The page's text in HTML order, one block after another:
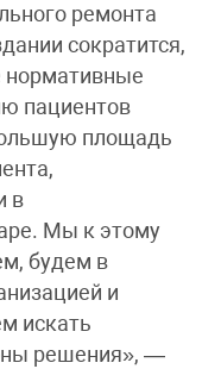
ремонта
сократится,
нормативные
пациентов
площадь
в
Мы к этому
будем в
и
искать
решения», —